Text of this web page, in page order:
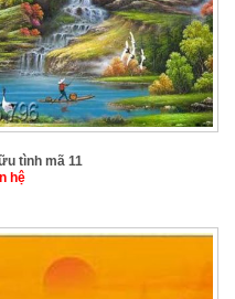
tình mã 11
hệ